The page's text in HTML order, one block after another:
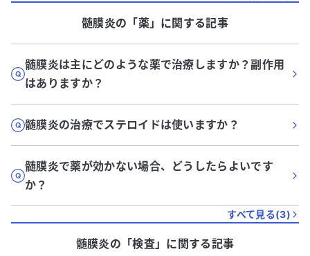
髄膜炎の「薬」に関する記事
髄膜炎は主にどのような薬で治療しますか？副作用
はありますか？
髄膜炎の治療でステロイドは使いますか？
髄膜炎で薬が効かない場合、どうしたらよいです
か？
すべて見る(3)
髄膜炎の「検査」に関する記事